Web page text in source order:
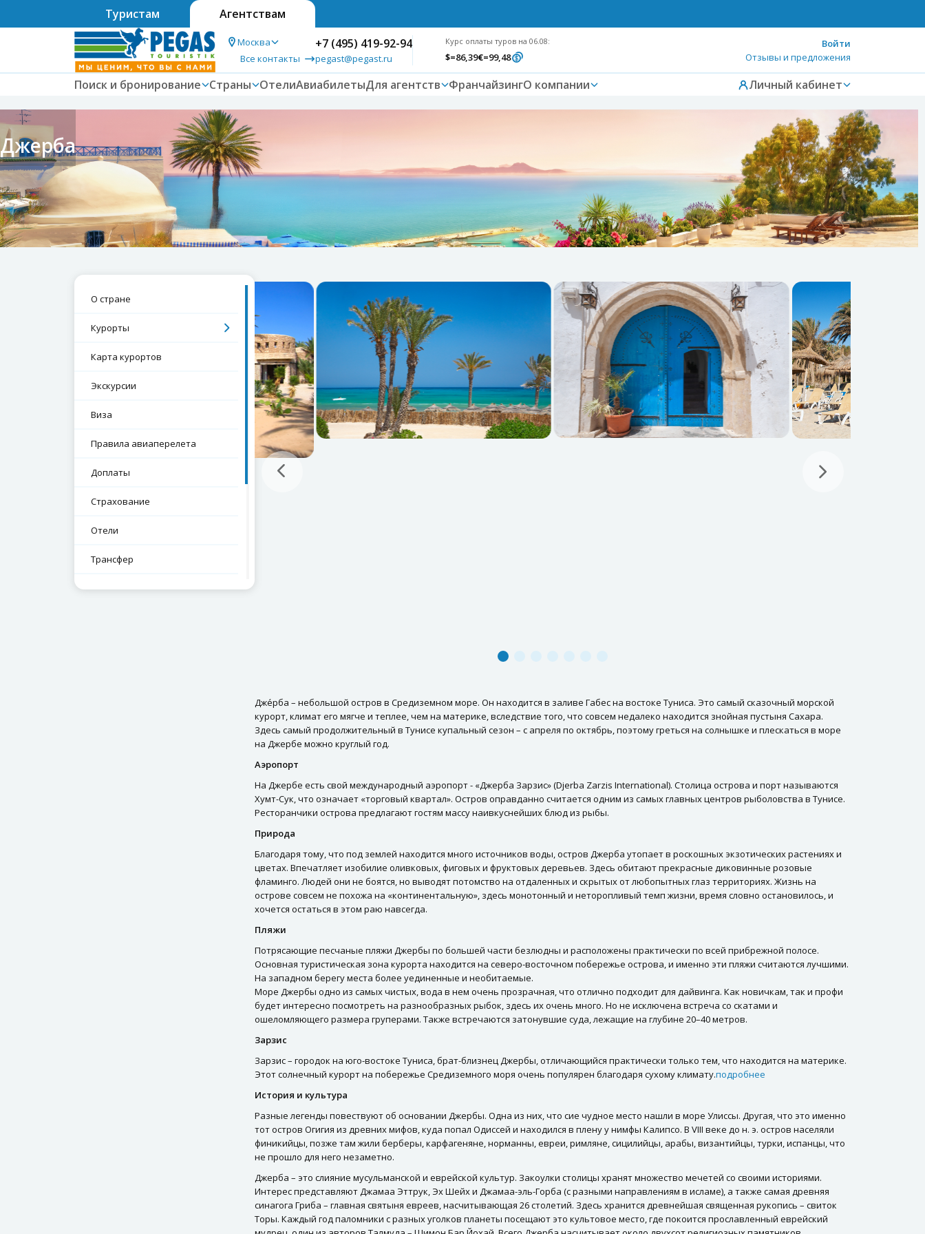
Туристам Агентствам
Москва
Все контакты
+7 (495) 419-92-94
pegast@pegast.ru
Курс оплаты туров на 06.08:
$=86,39€=99,48
Войти
Отзывы и предложения
Поиск и бронирование Страны ОтелиАвиабилетыДля агентств ФранчайзингО компании Личный кабинет
Джерба
О стране
Курорты
Карта курортов
Экскурсии
Виза
Правила авиаперелета
Доплаты
Страхование
Отели
Трансфер
Проверка срока паспорта
Дже́рба – небольшой остров в Средиземном море. Он находится в заливе Габес на востоке Туниса. Это самый сказочный морской
курорт, климат его мягче и теплее, чем на материке, вследствие того, что совсем недалеко находится знойная пустыня Сахара.
Здесь самый продолжительный в Тунисе купальный сезон – с апреля по октябрь, поэтому греться на солнышке и плескаться в море
на Джербе можно круглый год.
Аэропорт
На Джербе есть свой международный аэропорт - «Джерба Зарзис» (Djerba Zarzis International). Столица острова и порт называются
Хумт-Сук, что означает «торговый квартал». Остров оправданно считается одним из самых главных центров рыболовства в Тунисе.
Ресторанчики острова предлагают гостям массу наивкуснейших блюд из рыбы.
Природа
Благодаря тому, что под землей находится много источников воды, остров Джерба утопает в роскошных экзотических растениях и
цветах. Впечатляет изобилие оливковых, фиговых и фруктовых деревьев. Здесь обитают прекрасные диковинные розовые
фламинго. Людей они не боятся, но выводят потомство на отдаленных и скрытых от любопытных глаз территориях. Жизнь на
острове совсем не похожа на «континентальную», здесь монотонный и неторопливый темп жизни, время словно остановилось, и
хочется остаться в этом раю навсегда.
Пляжи
Потрясающие песчаные пляжи Джербы по большей части безлюдны и расположены практически по всей прибрежной полосе.
Основная туристическая зона курорта находится на северо-восточном побережье острова, и именно эти пляжи считаются лучшими.
На западном берегу места более уединенные и необитаемые.
Море Джербы одно из самых чистых, вода в нем очень прозрачная, что отлично подходит для дайвинга. Как новичкам, так и профи
будет интересно посмотреть на разнообразных рыбок, здесь их очень много. Но не исключена встреча со скатами и
ошеломляющего размера груперами. Также встречаются затонувшие суда, лежащие на глубине 20–40 метров.
Зарзис
Зарзис – городок на юго-востоке Туниса, брат-близнец Джербы, отличающийся практически только тем, что находится на материке.
Этот солнечный курорт на побережье Средиземного моря очень популярен благодаря сухому климату.подробнее
История и культура
Разные легенды повествуют об основании Джербы. Одна из них, что сие чудное место нашли в море Улиссы. Другая, что это именно
тот остров Огигия из древних мифов, куда попал Одиссей и находился в плену у нимфы Калипсо. В VIII веке до н. э. остров населяли
финикийцы, позже там жили берберы, карфагеняне, норманны, евреи, римляне, сицилийцы, арабы, византийцы, турки, испанцы, что
не прошло для него незаметно.
Джерба – это слияние мусульманской и еврейской культур. Закоулки столицы хранят множество мечетей со своими историями.
Интерес представляют Джамаа Эттрук, Эх Шейх и Джамаа-эль-Горба (с разными направлениям в исламе), а также самая древняя
синагога Гриба – главная святыня евреев, насчитывающая 26 столетий. Здесь хранится древнейшая священная рукопись – свиток
Торы. Каждый год паломники с разных уголков планеты посещают это культовое место, где покоится прославленный еврейский